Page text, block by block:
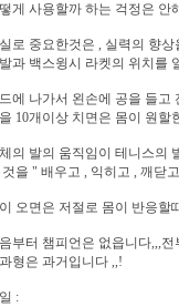
게 사용할까 하는 걱정은 안
로 중요한것은 , 실력의 향상
과 백스윙시 라켓의 위치를
에 나가서 왼손에 공을 들고
10개이상 치면은 몸이 원
의 발의 움직임이 테니스의
것을 " 배우고 , 익히고 , 깨닫
오면은 저절로 몸이 반응할
부터 챔피언은 없읍니다,,,
형은 과거입니다 ,,!
: